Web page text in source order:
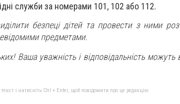
служби за номерами 101, 102 або 112.
безпеці дітей та провести з ними
предметами.
Ваша уважність і відповідальність
і натисніть Ctrl + Enter, щоб повідомити про це редакцію